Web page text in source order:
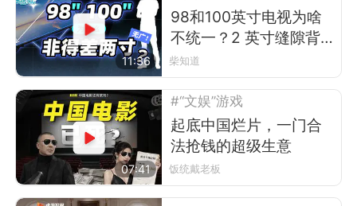
11:36
98和100英寸电视为啥
不统一？2 英寸缝隙背
后的行业故事
柴知道
07:41
#“文娱”游戏
起底中国烂片，一门合
法抢钱的超级生意
饭统戴老板